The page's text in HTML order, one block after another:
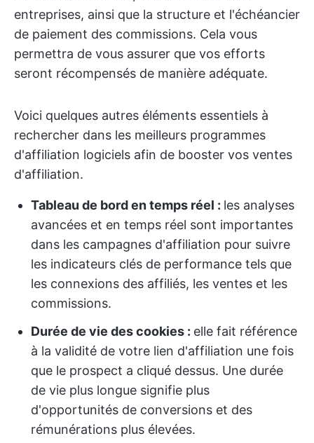
entreprises, ainsi que la structure et l'échéancier
de paiement des commissions. Cela vous
permettra de vous assurer que vos efforts
seront récompensés de manière adéquate.
Voici quelques autres éléments essentiels à
rechercher dans les meilleurs programmes
d'affiliation logiciels afin de booster vos ventes
d'affiliation.
Tableau de bord en temps réel : les analyses
avancées et en temps réel sont importantes
dans les campagnes d'affiliation pour suivre
les indicateurs clés de performance tels que
les connexions des affiliés, les ventes et les
commissions.
Durée de vie des cookies : elle fait référence
à la validité de votre lien d'affiliation une fois
que le prospect a cliqué dessus. Une durée
de vie plus longue signifie plus
d'opportunités de conversions et des
rémunérations plus élevées.